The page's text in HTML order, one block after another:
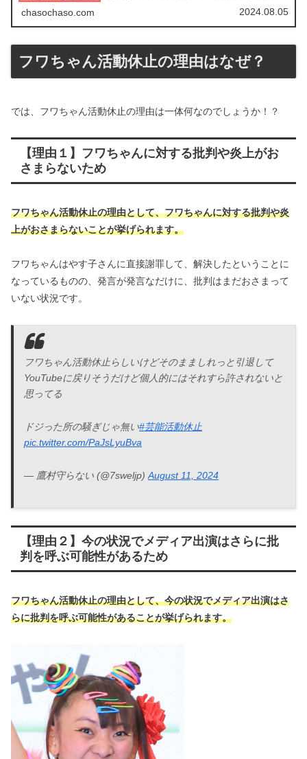
chasochaso.com 2024.08.05
フワちゃん活動休止の理由はなぜ？
では、フワちゃん活動休止の理由は一体何なのでしょうか！？
【理由１】フワちゃんに対する批判や炎上がお
さまらないため
フワちゃん活動休止の理由として、フワちゃんに対する批判や炎
上がおさまらないことが挙げられます。
フワちゃんはやす子さんに直接謝罪して、解決したということに
なっているものの、発言が発言なだけに、批判はまだおさまって
いない状況です。
フワちゃん活動休止らしいけどそのまましれっと引退して
YouTubeに戻りそうだけど個人的にはそれすら許されないと
思ってる
ドジった所の騒ぎじゃ無い#芸能活動休止
pic.twitter.com/PaJsLyuBva
— 鷹村守らない (@7sweljp) August 11, 2024
【理由２】今の状況でメディア出演はさらに批
判を呼ぶ可能性があるため
フワちゃん活動休止の理由として、今の状況でメディア出演はさ
らに批判を呼ぶ可能性があることが挙げられます。